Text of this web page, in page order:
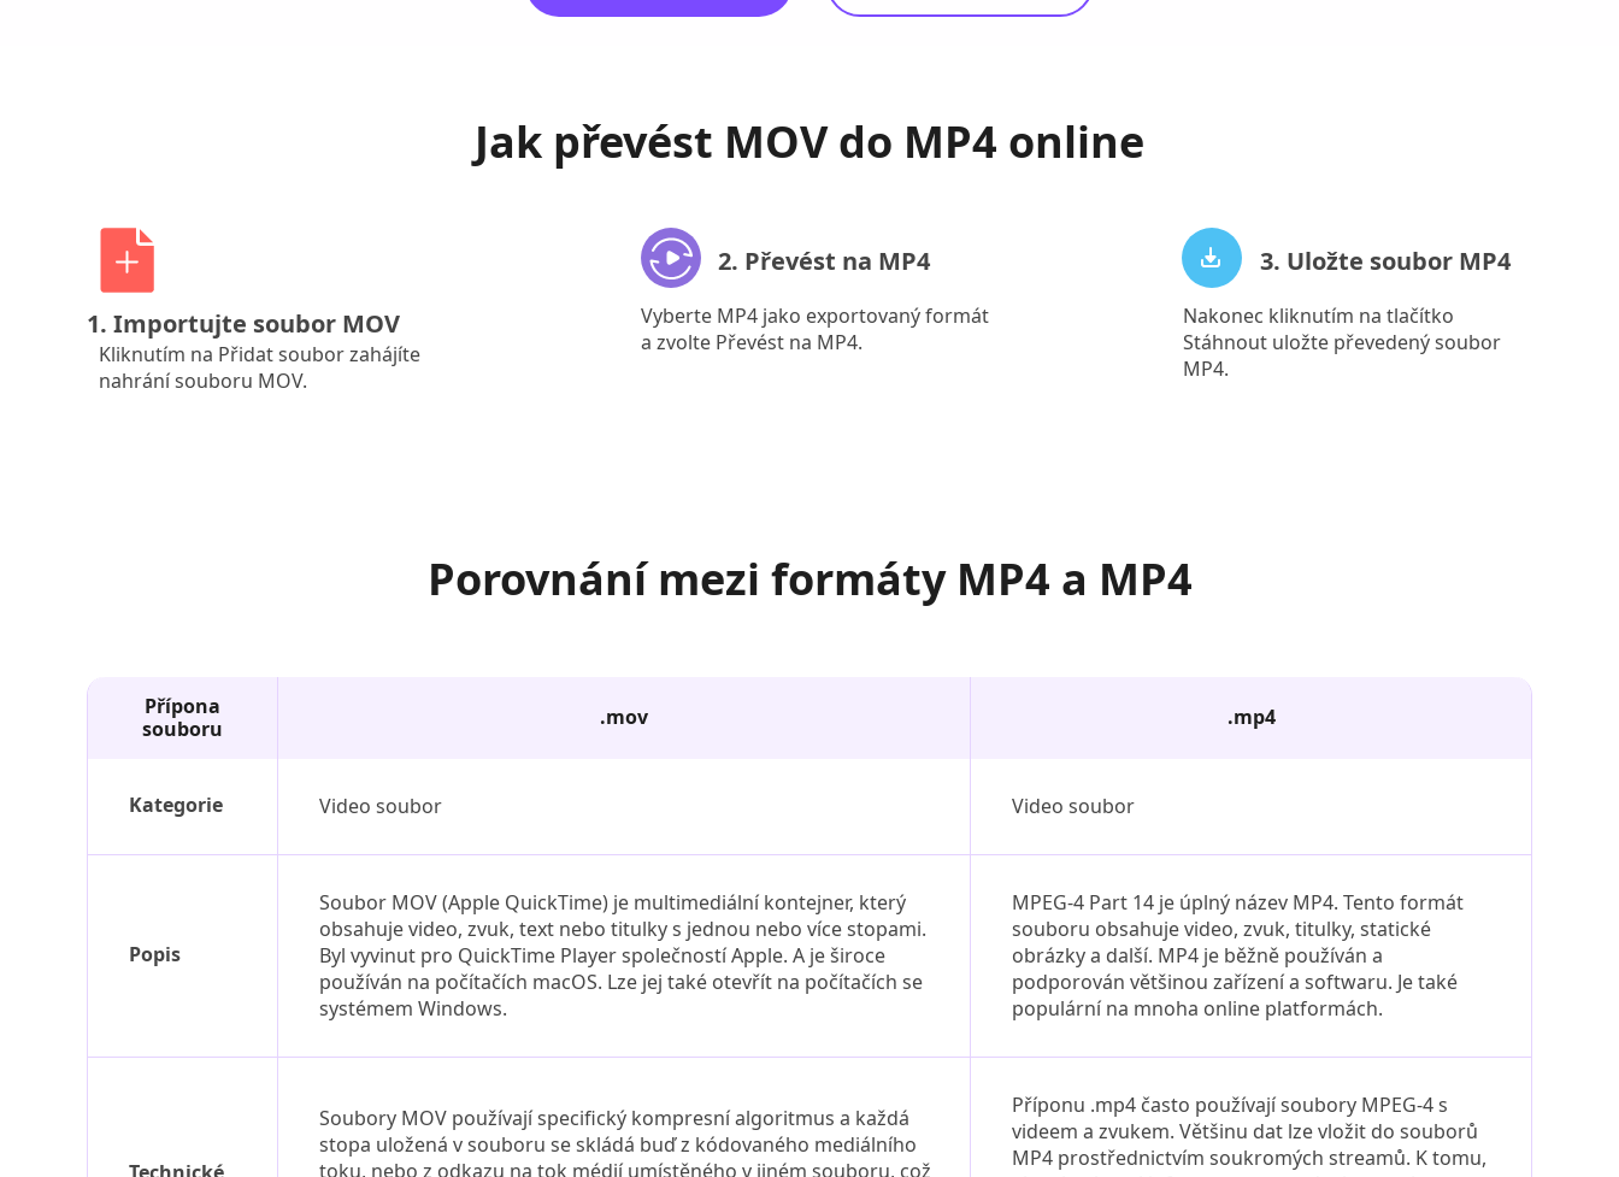
Jak převést MOV do MP4 online
1. Importujte soubor MOV
Kliknutím na Přidat soubor zahájíte
nahrání souboru MOV.
2. Převést na MP4
Vyberte MP4 jako exportovaný formát
a zvolte Převést na MP4.
3. Uložte soubor MP4
Nakonec kliknutím na tlačítko
Stáhnout uložte převedený soubor
MP4.
Porovnání mezi formáty MP4 a MP4
Přípona
souboru
.mov .mp4
Kategorie Video soubor Video soubor
Popis
Soubor MOV (Apple QuickTime) je multimediální kontejner, který
obsahuje video, zvuk, text nebo titulky s jednou nebo více stopami.
Byl vyvinut pro QuickTime Player společností Apple. A je široce
používán na počítačích macOS. Lze jej také otevřít na počítačích se
systémem Windows.
MPEG-4 Part 14 je úplný název MP4. Tento formát
souboru obsahuje video, zvuk, titulky, statické
obrázky a další. MP4 je běžně používán a
podporován většinou zařízení a softwaru. Je také
populární na mnoha online platformách.
Soubory MOV používají specifický kompresní algoritmus a každá
stopa uložená v souboru se skládá buď z kódovaného mediálního
toku, nebo z odkazu na tok médií umístěného v jiném souboru, což
Příponu .mp4 často používají soubory MPEG-4 s
videem a zvukem. Většinu dat lze vložit do souborů
MP4 prostřednictvím soukromých streamů. K tomu,